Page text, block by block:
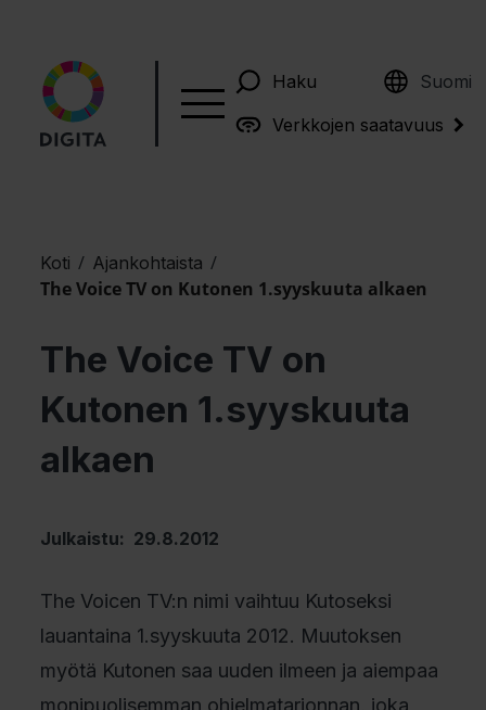
Haku Suomi
English
Verkkojen saatavuus
Koti / Ajankohtaista /
The Voice TV on Kutonen 1.syyskuuta alkaen
The Voice TV on
Kutonen 1.syyskuuta
alkaen
Julkaistu: 29.8.2012
The Voicen TV:n nimi vaihtuu Kutoseksi
lauantaina 1.syyskuuta 2012. Muutoksen
myötä Kutonen saa uuden ilmeen ja aiempaa
monipuolisemman ohjelmatarjonnan, joka